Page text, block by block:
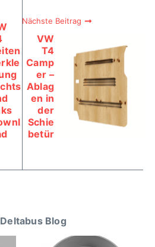
Nächste Beitrag
VW
T4
Camp
er –
Ablag
en in
der
Schie
betür
Blog